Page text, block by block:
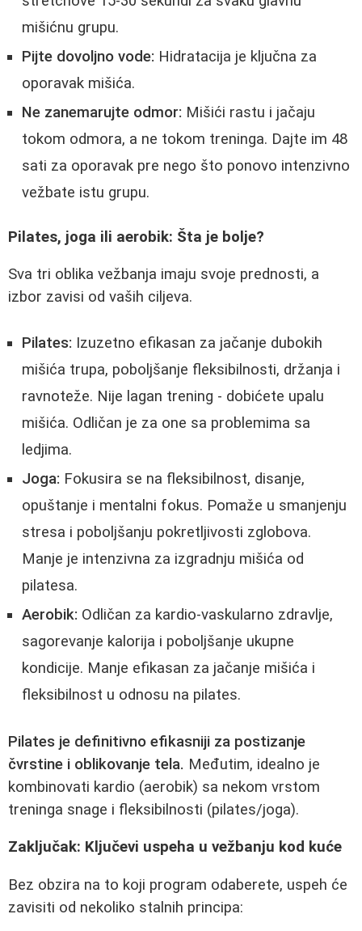
mišićnu grupu.
Pijte dovoljno vode: Hidratacija je ključna za
oporavak mišića.
Ne zanemarujte odmor: Mišići rastu i jačaju
tokom odmora, a ne tokom treninga. Dajte im 48
sati za oporavak pre nego što ponovo intenzivno
vežbate istu grupu.
Pilates, joga ili aerobik: Šta je bolje?
Sva tri oblika vežbanja imaju svoje prednosti, a
izbor zavisi od vaših ciljeva.
Pilates: Izuzetno efikasan za jačanje dubokih
mišića trupa, poboljšanje fleksibilnosti, držanja i
ravnoteže. Nije lagan trening - dobićete upalu
mišića. Odličan je za one sa problemima sa
ledjima.
Joga: Fokusira se na fleksibilnost, disanje,
opuštanje i mentalni fokus. Pomaže u smanjenju
stresa i poboljšanju pokretljivosti zglobova.
Manje je intenzivna za izgradnju mišića od
pilatesa.
Aerobik: Odličan za kardio-vaskularno zdravlje,
sagorevanje kalorija i poboljšanje ukupne
kondicije. Manje efikasan za jačanje mišića i
fleksibilnost u odnosu na pilates.
Pilates je definitivno efikasniji za postizanje
čvrstine i oblikovanje tela. Međutim, idealno je
kombinovati kardio (aerobik) sa nekom vrstom
treninga snage i fleksibilnosti (pilates/joga).
Zaključak: Ključevi uspeha u vežbanju kod kuće
Bez obzira na to koji program odaberete, uspeh će
zavisiti od nekoliko stalnih principa: